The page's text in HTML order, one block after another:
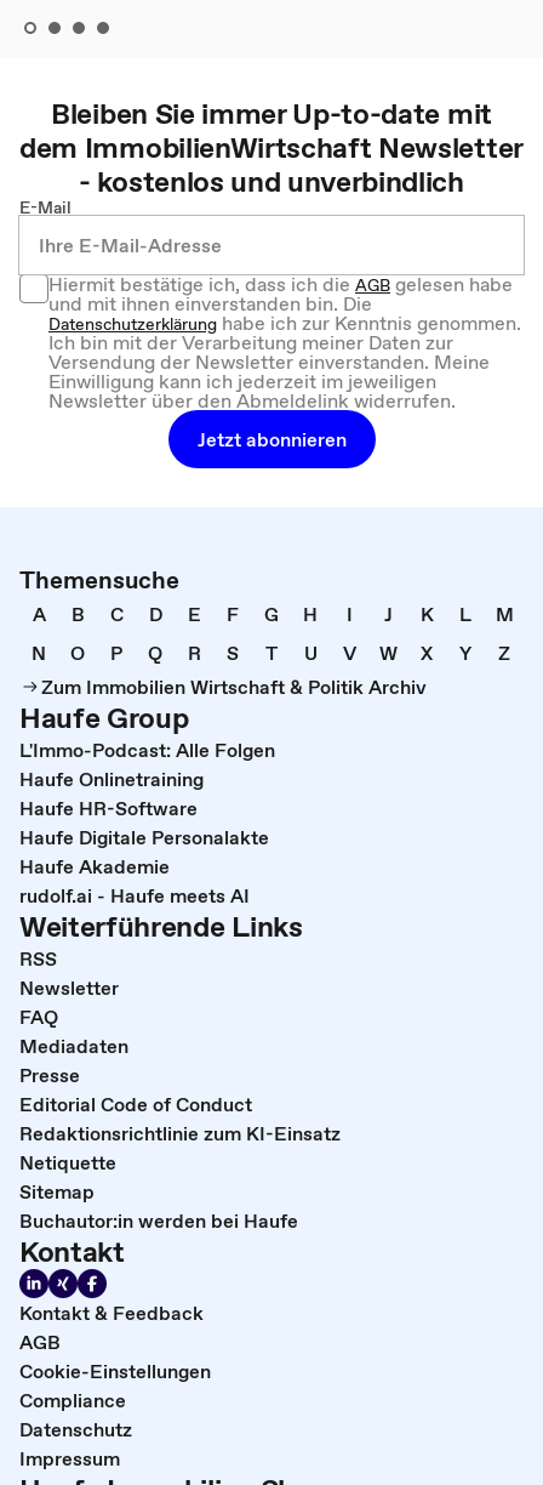
Bleiben Sie immer Up-to-date mit
dem ImmobilienWirtschaft Newsletter
- kostenlos und unverbindlich
E-Mail
Hiermit bestätige ich, dass ich dieAGBgelesen habe
und mit ihnen einverstanden bin. Die
Datenschutzerklärung habe ich zur Kenntnis genommen.
Ich bin mit der Verarbeitung meiner Daten zur
Versendung der Newsletter einverstanden. Meine
Einwilligung kann ich jederzeit im jeweiligen
Newsletter über den Abmeldelink widerrufen.
Jetzt abonnieren
Themensuche
A B C D E F G H I J K L
M
N
O P Q R S T U V W X Y
Z
Zum Immobilien Wirtschaft & Politik Archiv
Haufe Group
L'Immo-Podcast: Alle Folgen
Haufe Onlinetraining
Haufe HR-Software
Haufe Digitale Personalakte
Haufe Akademie
rudolf.ai - Haufe meets AI
Weiterführende Links
RSS
Newsletter
FAQ
Mediadaten
Presse
Editorial Code of Conduct
Redaktionsrichtlinie zum KI-Einsatz
Netiquette
Sitemap
Buchautor:in werden bei Haufe
Kontakt
Kontakt & Feedback
AGB
Cookie-Einstellungen
Compliance
Datenschutz
Impressum